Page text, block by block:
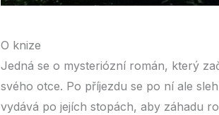
O knize
Jedná se o mysteriózní román, který
svého otce. Po příjezdu se po ní ale
vydává po jejích stopách, aby záhadu